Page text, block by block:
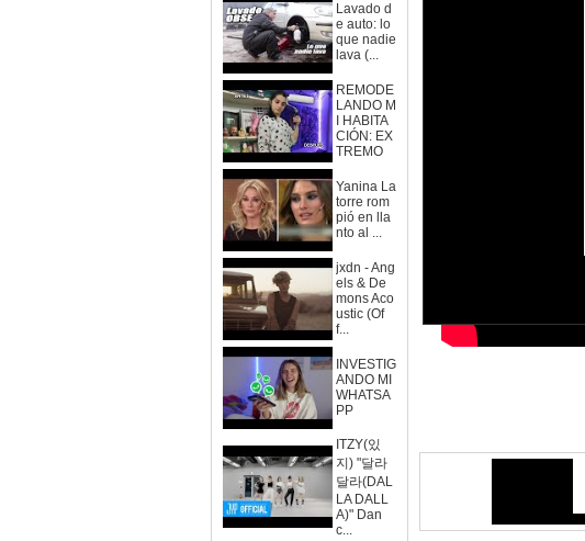
Lavado d
e auto: lo
que nadie
lava (...
REMODE
LANDO M
I HABITA
CIÓN: EX
TREMO
Yanina La
torre rom
pió en lla
nto al ...
jxdn - Ang
els & De
mons Aco
ustic (Of
f...
INVESTIG
ANDO MI
WHATSA
PP
ITZY(있
지) "달라
달라(DAL
LA DALL
A)" Dan
c...